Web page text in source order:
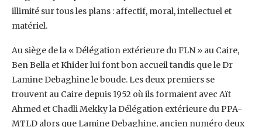
illimité sur tous les plans : affectif, moral, intellectuel et
matériel. ‎
Au siège de la « Délégation extérieure du FLN » au Caire,
Ben Bella et Khider lui font bon ‎accueil tandis que le Dr
Lamine Debaghine le boude. Les deux premiers se
trouvent au Caire ‎depuis 1952 où ils formaient avec Aït
Ahmed et Chadli Mekky la Délégation extérieure du PPA-‎
MTLD alors que Lamine Debaghine, ancien numéro deux